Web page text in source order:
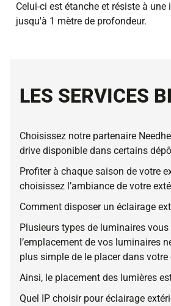
Celui-ci est étanche et résiste à
jusqu'à 1 mètre de profondeur.
LES SERVICES
Choisissez notre partenaire
drive disponible dans certains
Profiter à chaque saison de votre
choisissez l’ambiance de votre
Comment disposer un éclairage
Plusieurs types de luminaires
l’emplacement de vos luminaires
plus simple de le placer dans votre
Ainsi, le placement des lumières
Quel IP choisir pour éclairage